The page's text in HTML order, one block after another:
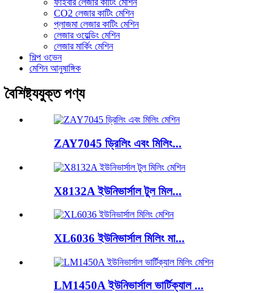
CO2 লেজার কাটিং মেশিন
প্লাজমা লেজার কাটিং মেশিন
লেজার ওয়েল্ডিং মেশিন
লেজার মার্কিং মেশিন
শিল্প ওভেন
মেশিন আনুষাঙ্গিক
বৈশিষ্ট্যযুক্ত পণ্য
ZAY7045 ড্রিলিং এবং মিলিং...
X8132A ইউনিভার্সাল টুল মিল...
XL6036 ইউনিভার্সাল মিলিং মা...
LM1450A ইউনিভার্সাল ভার্টিক্যাল ...